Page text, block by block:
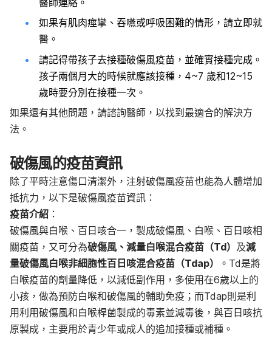
如果有肌肉痙攣、吞嚥或呼吸困難的情形，請立即就
醫。
請記得帶孩子去接種破傷風疫苗，並確實接種完成。
孩子兩個月大的時候就應該接種，4~7 歲和12~15
歲時要分別在接種一次。
如果還有其他問題，請諮詢醫師，以找到最適合的解決方
法。
破傷風的疫苗資訊
除了平時注意傷口清潔外，注射破傷風疫苗也能為人體增加
抵抗力，以下是破傷風疫苗資訊：
疫苗介紹 ：
破傷風與白喉、百日咳合一，製成破傷風、白喉、百日咳相
關疫苗，又可分為破傷風、減量白喉混合疫苗（Td） 及減
量破傷風白喉非細胞性百日咳混合疫苗（Tdap）
。Td是將
白喉疫苗的劑量降低，以減低副作用，多使用在6歲以上的
小孩，做為預防白喉和破傷風的輔助免疫；而Tdap則是利
用利用破傷風和白喉桿菌製成的毒素並減毒後，與百日咳抗
原製成，主要用於青少年或成人的追加接種或補種。